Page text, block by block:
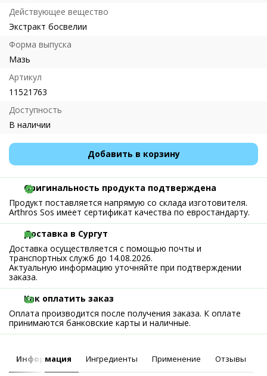
Действующее вещество
Экстракт босвелии
Форма выпуска
Мазь
Артикул
11521763
Доступность
В наличии
Добавить в корзину
Оригинальность продукта подтверждена
Продукт поставляется напрямую со склада изготовителя.
Arthros Sos имеет сертификат качества по евростандарту.
Доставка в Сургут
Доставка осуществляется с помощью почты и
транспортных служб до 14.08.2026.
Актуальную информацию уточняйте при подтверждении
заказа.
Как оплатить заказ
Оплата производится после получения заказа. К оплате
принимаются банковские карты и наличные.
Информация Ингредиенты Применение Отзывы